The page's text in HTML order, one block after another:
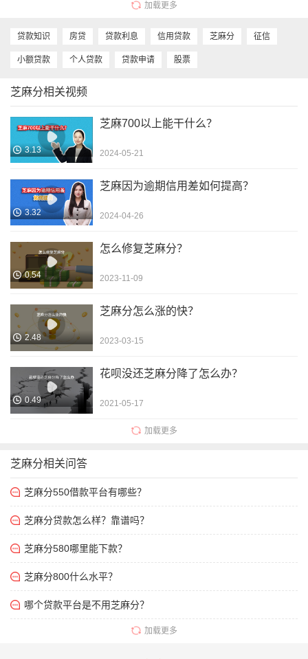
加载更多
贷款知识 房贷 贷款利息 信用贷款 芝麻分 征信
小额贷款 个人贷款 贷款申请 股票
芝麻分相关视频
3.13
芝麻700以上能干什么？
2024-05-21
3.32
芝麻因为逾期信用差如何提高？
2024-04-26
0.54
怎么修复芝麻分？
2023-11-09
2.48
芝麻分怎么涨的快？
2023-03-15
0.49
花呗没还芝麻分降了怎么办？
2021-05-17
加载更多
芝麻分相关问答
芝麻分550借款平台有哪些？
芝麻分贷款怎么样？靠谱吗？
芝麻分580哪里能下款？
芝麻分800什么水平？
哪个贷款平台是不用芝麻分？
加载更多